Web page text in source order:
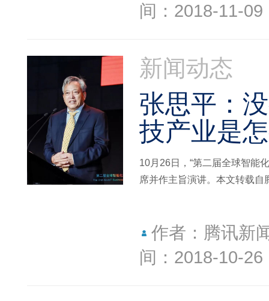
间：2018-11-09
新闻动态
张思平：
技产业是
10月26日，“第二届全球智能
席并作主旨演讲。本文转载自
作者：腾讯新
间：2018-10-26